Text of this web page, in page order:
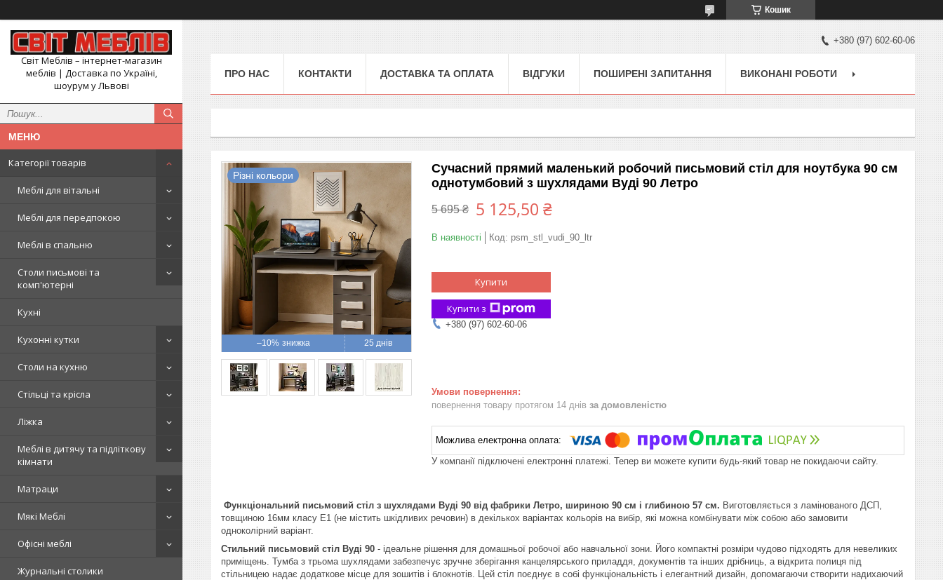
Кошик
Світ Меблів – інтернет-магазин
меблів | Доставка по Україні,
шоурум у Львові
Категорії товарів
Меблі для вітальні
Меблі для передпокою
Меблі в спальню
Столи письмові та
комп'ютерні
Кухні
Кухонні кутки
Столи на кухню
Стільці та крісла
Ліжка
Меблі в дитячу та підліткову
кімнати
Матраци
Мякі Меблі
Офісні меблі
Журнальні столики
+380 (97) 602-60-06
ПРО НАС КОНТАКТИ ДОСТАВКА ТА ОПЛАТА ВІДГУКИ ПОШИРЕНІ ЗАПИТАННЯ ВИКОНАНІ РОБОТИ
–10% 25 днів
Різні кольори
Сучасний прямий маленький робочий письмовий стіл для ноутбука 90 см
однотумбовий з шухлядами Вуді 90 Летро
5 695 ₴ 5 125,50 ₴
В наявності Код: psm_stl_vudi_90_ltr
Купити
Купити з
+380 (97) 602-60-06
повернення товару протягом 14 днів за домовленістю
У компанії підключені електронні платежі. Тепер ви можете купити будь-який товар не покидаючи сайту.
Функціональний письмовий стіл з шухлядами Вуді 90 від фабрики Летро, шириною 90 см і глибиною 57 см. Виготовляється з ламінованого ДСП,
товщиною 16мм класу Е1 (не містить шкідливих речовин) в декількох варіантах кольорів на вибір, які можна комбінувати між собою або замовити
одноколірний варіант.
Стильний письмовий стіл Вуді 90 - ідеальне рішення для домашньої робочої або навчальної зони. Його компактні розміри чудово підходять для невеликих
приміщень. Тумба з трьома шухлядами забезпечує зручне зберігання канцелярського приладдя, документів та інших дрібниць, а відкрита полиця під
стільницею надає додаткове місце для зошитів і блокнотів. Цей стіл поєднує в собі функціональність і елегантний дизайн, допомагаючи створити надихаючий